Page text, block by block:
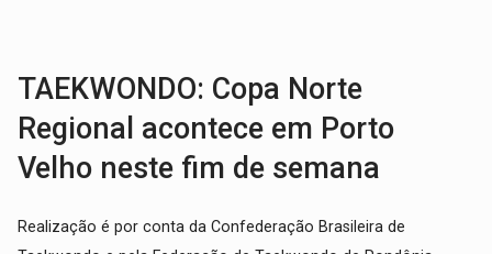
TAEKWONDO: Copa Norte
Regional acontece em Porto
Velho neste fim de semana
Realização é por conta da Confederação Brasileira de